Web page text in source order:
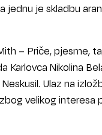
jednu je skladbu
– Priče, pjesme,
Nikolina
Ulaz na
velikog interesa